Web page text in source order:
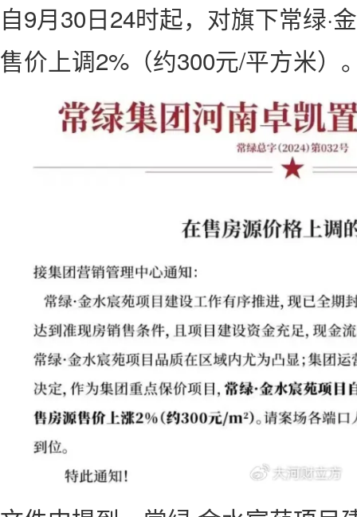
自9月30日24时起，对旗下常绿·
售价上调2%（约300元/平方米）